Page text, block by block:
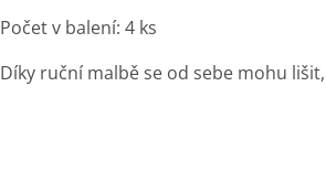
Počet v balení: 4 ks
Díky ruční malbě se od sebe mohu